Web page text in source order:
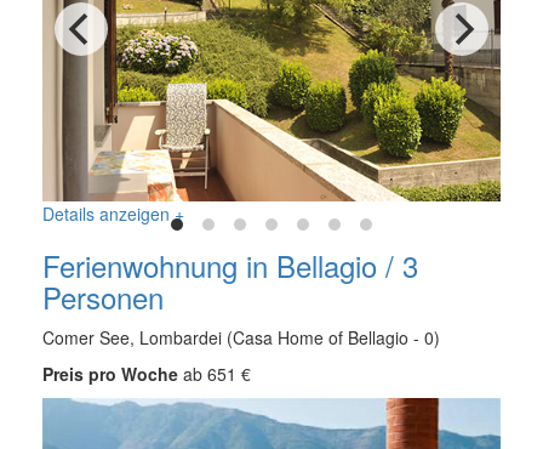
Details anzeigen +
Ferienwohnung in Bellagio / 3
Personen
Comer See, Lombardei (Casa Home of Bellagio - 0)
Preis pro Woche ab 651 €